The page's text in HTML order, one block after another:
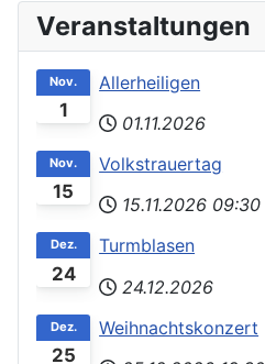
Veranstaltungen
1
Nov.
Allerheiligen
01.11.2026
15
Nov.
Volkstrauertag
15.11.2026 09:30
24
Dez.
Turmblasen
24.12.2026
25
Dez.
Weihnachtskonzert